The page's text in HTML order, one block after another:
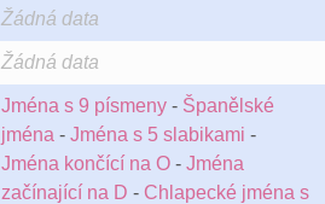
Žádná data
Žádná data
Jména s 9 písmeny - Španělské
jména - Jména s 5 slabikami -
Jména končící na O - Jména
začínající na D - Chlapecké jména s